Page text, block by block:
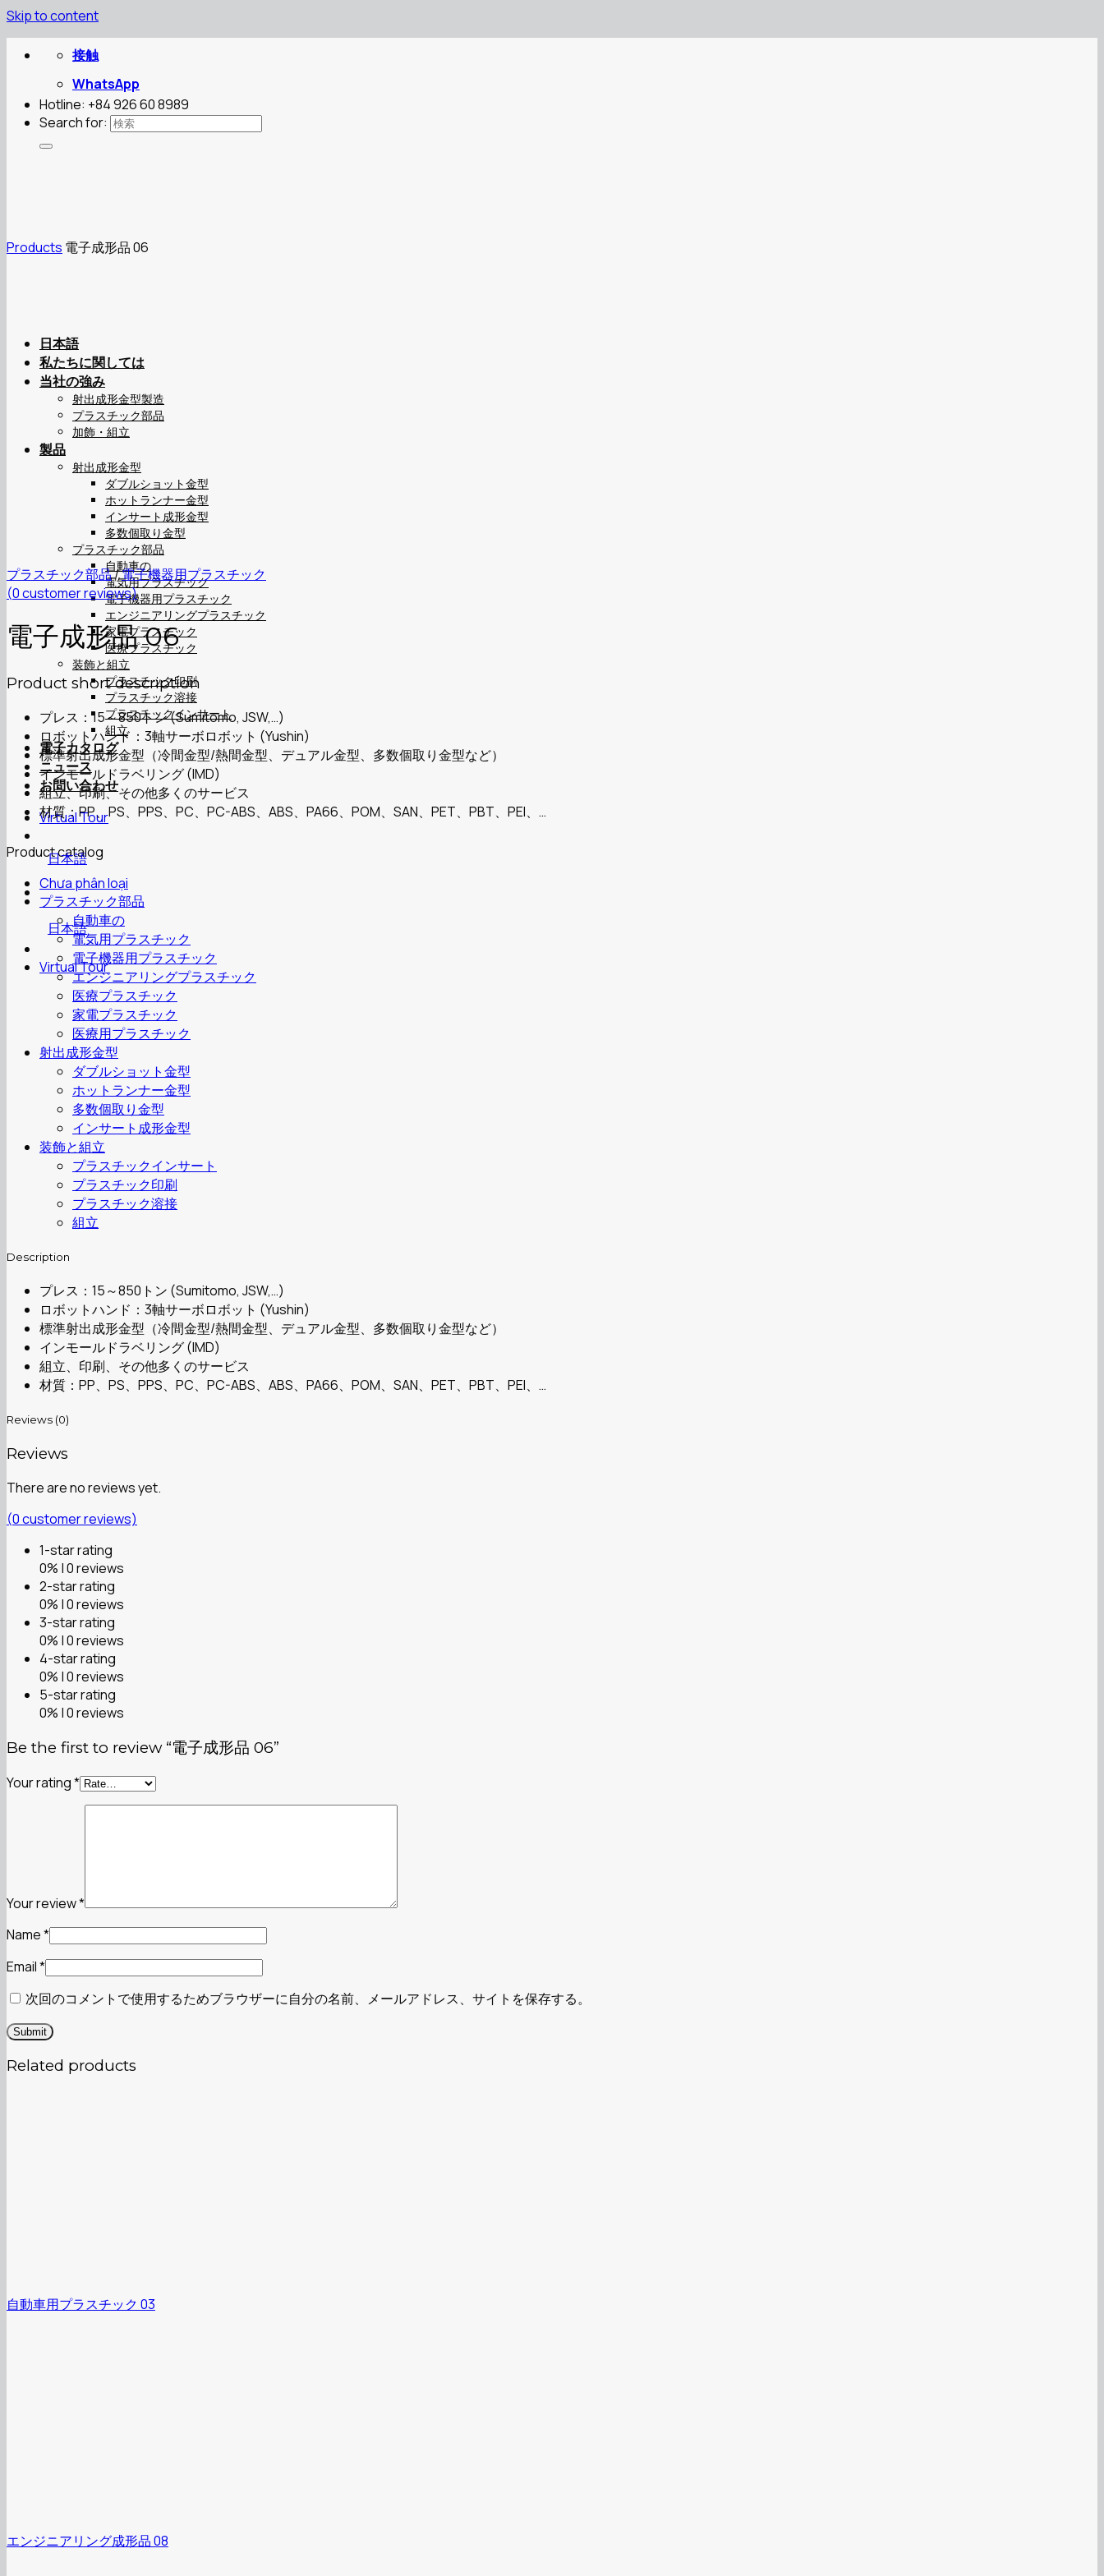
Skip to content
接触
WhatsApp
Hotline: +84 926 60 8989
Search for:
日本語
私たちに関しては
当社の強み
射出成形金型製造
プラスチック部品
加飾・組立
製品
射出成形金型
ダブルショット金型
ホットランナー金型
インサート成形金型
多数個取り金型
プラスチック部品
自動車の
電気用プラスチック
電子機器用プラスチック
エンジニアリングプラスチック
家電プラスチック
医療プラスチック
装飾と組立
プラスチック印刷
プラスチック溶接
プラスチックインサート
組立
電子カタログ
ニュース
お問い合わせ
Virtual Tour
日本語
日本語
Virtual Tour
Products 電子成形品 06
プラスチック部品/電子機器用プラスチック
(0customer reviews)
電子成形品 06
Product short description
プレス：15～850トン (Sumitomo, JSW,…)
ロボットハンド：3軸サーボロボット (Yushin)
標準射出成形金型（冷間金型/熱間金型、デュアル金型、多数個取り金型など）
インモールドラベリング (IMD)
組立、印刷、その他多くのサービス
材質：PP、PS、PPS、PC、PC-ABS、ABS、PA66、POM、SAN、PET、PBT、PEI、…
Product catalog
Chưa phân loại
プラスチック部品
自動車の
電気用プラスチック
電子機器用プラスチック
エンジニアリングプラスチック
医療プラスチック
家電プラスチック
医療用プラスチック
射出成形金型
ダブルショット金型
ホットランナー金型
多数個取り金型
インサート成形金型
装飾と組立
プラスチックインサート
プラスチック印刷
プラスチック溶接
組立
Description
プレス：15～850トン (Sumitomo, JSW,…)
ロボットハンド：3軸サーボロボット (Yushin)
標準射出成形金型（冷間金型/熱間金型、デュアル金型、多数個取り金型など）
インモールドラベリング (IMD)
組立、印刷、その他多くのサービス
材質：PP、PS、PPS、PC、PC-ABS、ABS、PA66、POM、SAN、PET、PBT、PEI、…
Reviews (0)
Reviews
There are no reviews yet.
(0customer reviews)
1-star rating
0% | 0 reviews
2-star rating
0% | 0 reviews
3-star rating
0% | 0 reviews
4-star rating
0% | 0 reviews
5-star rating
0% | 0 reviews
Be the first to review “電子成形品 06”
Your rating*
Your review*
Name*
Email*
次回のコメントで使用するためブラウザーに自分の名前、メールアドレス、サイトを保存する。
Related products
自動車用プラスチック 03
エンジニアリング成形品 08